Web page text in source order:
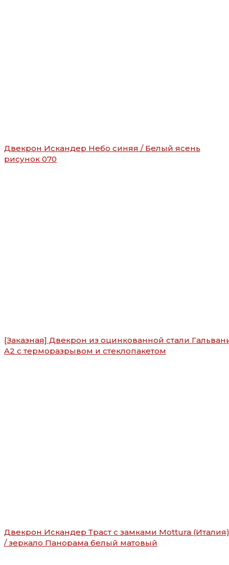
Двекрон Искандер Небо синяя / Белый ясень
рисунок 070
[Заказная] Двекрон из оцинкованной стали
A2 с терморазрывом и стеклопакетом
Двекрон Искандер Траст с замками Mottura (Италия)
/ зеркало Панорама белый матовый